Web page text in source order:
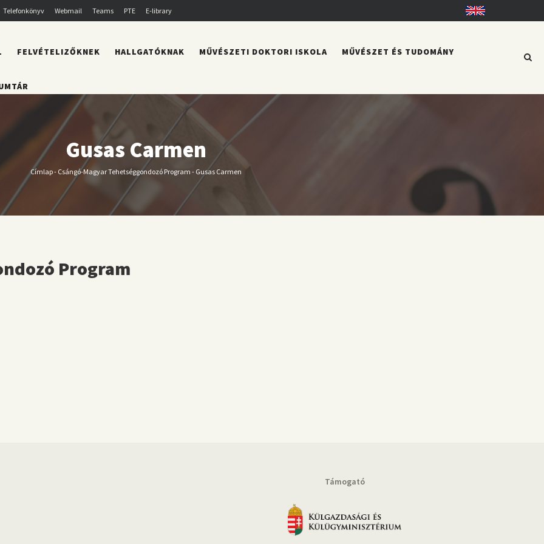
Telefonkönyv Webmail Teams PTE E-library English
FELVÉTELIZŐKNEK HALLGATÓKNAK MŰVÉSZETI DOKTORI ISKOLA MŰVÉSZET ÉS TUDOMÁNY
Gusas Carmen
Morzsa
Címlap- Csángó-Magyar Tehetséggondozó Program - Gusas Carmen
Program
Támogató